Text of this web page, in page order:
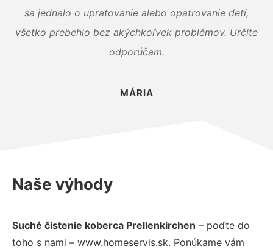
sa jednalo o upratovanie alebo opatrovanie detí,
všetko prebehlo bez akýchkoľvek problémov. Určite
odporúčam.
MÁRIA
Naše výhody
Suché čistenie koberca Prellenkirchen – poďte do
toho s nami – www.homeservis.sk. Ponúkame vám